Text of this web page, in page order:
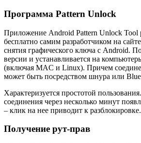
Программа Pattern Unlock
Приложение Android Pattern Unlock Tool
бесплатно самим разработчиком на
снятия графического ключа с Android.
версии и устанавливается на
(включая MAC и Linux). Причем
может быть посредством шнура или
Характеризуется простотой
соединения через несколько минут
– клик на нее приводит к разблокировке.
Получение рут-прав